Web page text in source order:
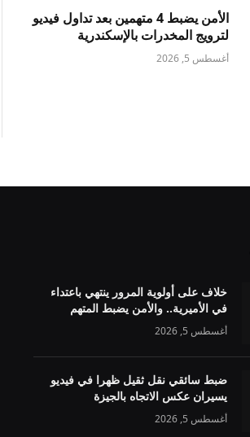
الأمن يضبط 4 متهمين بعد تداول فيديو
لترويج المخدرات بالإسكندرية
أغسطس 5, 2026
خلاف على أولوية المرور ينتهي باعتداء
في الأميرية.. والأمن يضبط المتهم
أغسطس 5, 2026
ضبط سائقي نقل ثقيل ظهرا في فيديو
يسيران عكس الاتجاه بالجيزة
أغسطس 5, 2026